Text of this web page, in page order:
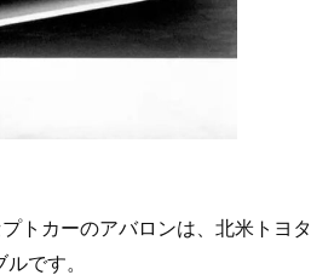
トカーのアバロンは、北米トヨタ
です。